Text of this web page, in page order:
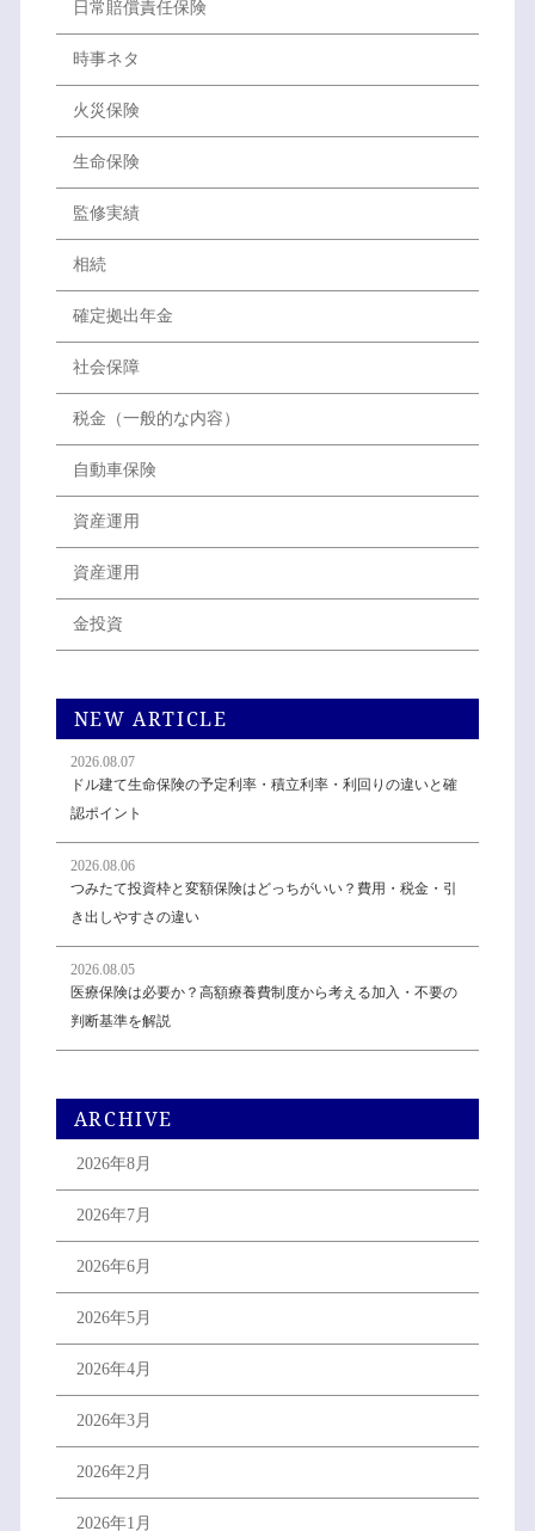
日常賠償責任保険
時事ネタ
火災保険
生命保険
監修実績
相続
確定拠出年金
社会保障
税金（一般的な内容）
自動車保険
資産運用
資産運用
金投資
NEW ARTICLE
2026.08.07
ドル建て生命保険の予定利率・積立利率・利回りの違いと確
認ポイント
2026.08.06
つみたて投資枠と変額保険はどっちがいい？費用・税金・引
き出しやすさの違い
2026.08.05
医療保険は必要か？高額療養費制度から考える加入・不要の
判断基準を解説
ARCHIVE
2026年8月
2026年7月
2026年6月
2026年5月
2026年4月
2026年3月
2026年2月
2026年1月